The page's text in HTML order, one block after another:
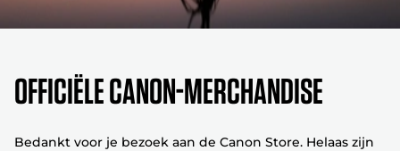
Officiële Canon-merchandise
Bedankt voor je bezoek aan de Canon Store. Helaas zijn